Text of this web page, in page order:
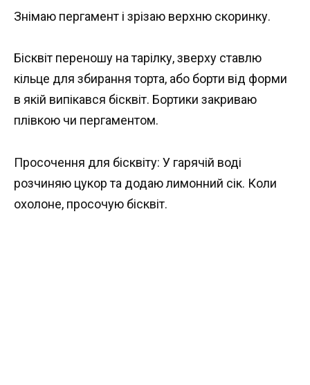
Знімаю пергамент і зрізаю верхню скоринку.
Бісквіт переношу на тарілку, зверху ставлю
кільце для збирання торта, або борти від форми
в якій випікався бісквіт. Бортики закриваю
плівкою чи пергаментом.
Просочення для бісквіту: У гарячій воді
розчиняю цукор та додаю лимонний сік. Коли
охолоне, просочую бісквіт.